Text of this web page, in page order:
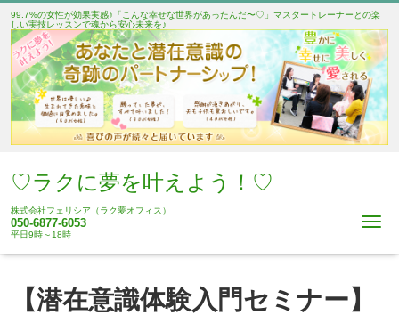
99.7%の女性が効果実感♪「こんな幸せな世界があったんだ〜♡」マスタートレーナーとの楽
しい実技レッスンで魂から安心未来を♪
♡ラクに夢を叶えよう！♡
株式会社フェリシア（ラク夢オフィス）
050-6877-6053
平日9時～18時
【潜在意識体験入門セミナー】